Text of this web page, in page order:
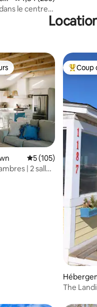
le centre-
les plus appréciés
Évaluation
5 (105)
| 2 salles
Coups
Coup
tt
The